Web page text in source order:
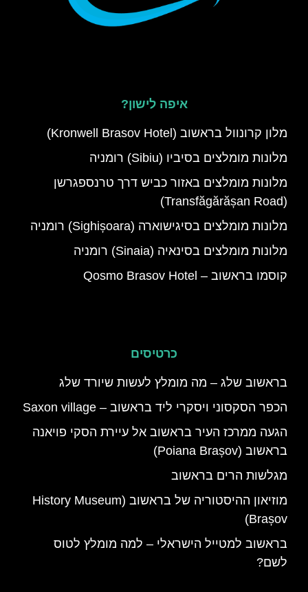
איפה לישון?
מלון קרונוול בראשוב (Kronwell Brasov Hotel)
מלונות מומלצים בסיביו (Sibiu) רומניה
מלונות מומלצים באזור כביש דרך טרנספגרשן
(Transfăgărășan Road)
מלונות מומלצים בסיגישוארה (Sighișoara) רומניה
מלונות מומלצים בסינאיה (Sinaia) רומניה
קוסמו בראשוב – Qosmo Brasov Hotel
כרטיסים
בראשוב שלג – מה מומלץ לעשות שיורד שלג
הכפר הסקסוני ויסקרי ליד בראשוב – Saxon village
הגעה ממרכז העיר בראשוב אל עיירת הסקי פויאנה
בראשוב (Poiana Brașov)
מגלשות הרים בראשוב
מוזיאון ההיסטוריה של בראשוב (History Museum
Brașov)
בראשוב למטייל הישראלי – למה מומלץ לטוס
לשם?